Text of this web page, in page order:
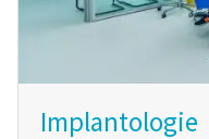
Implantologie